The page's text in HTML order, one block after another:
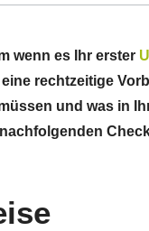
wenn es Ihr erster
rechtzeitige
und was in